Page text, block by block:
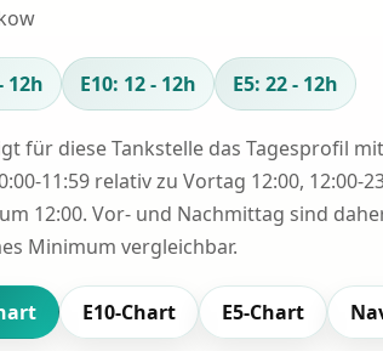
12h E10: 12 - 12h E5: 22 - 12h
für diese Tankstelle das Tagesprofil
11:59 relativ zu Vortag 12:00, 12:00-
12:00. Vor- und Nachmittag sind
Minimum vergleichbar.
E10-Chart E5-Chart